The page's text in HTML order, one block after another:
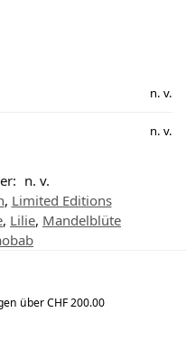
n. v.
n. v.
n. v.
, Limited Editions
, Lilie, Mandelblüte
über CHF 200.00